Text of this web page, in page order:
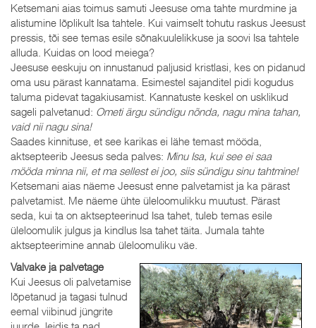
Ketsemani aias toimus samuti Jeesuse oma tahte murdmine ja
alistumine lõplikult Isa tahtele. Kui vaimselt tohutu raskus Jeesust
pressis, tõi see temas esile sõnakuulelikkuse ja soovi Isa tahtele
alluda. Kuidas on lood meiega?
Jeesuse eeskuju on innustanud paljusid kristlasi, kes on pidanud
oma usu pärast kannatama. Esimestel sajanditel pidi kogudus
taluma pidevat tagakiusamist. Kannatuste keskel on usklikud
sageli palvetanud: Ometi ärgu sündigu nõnda, nagu mina tahan,
vaid nii nagu sina!
Saades kinnituse, et see karikas ei lähe temast mööda,
aktsepteerib Jeesus seda palves: Minu Isa, kui see ei saa
mööda minna nii, et ma sellest ei joo, siis sündigu sinu tahtmine!
Ketsemani aias näeme Jeesust enne palvetamist ja ka pärast
palvetamist. Me näeme ühte üleloomulikku muutust. Pärast
seda, kui ta on aktsepteerinud Isa tahet, tuleb temas esile
üleloomulik julgus ja kindlus Isa tahet täita. Jumala tahte
aktsepteerimine annab üleloomuliku väe.
Valvake ja palvetage
Kui Jeesus oli palvetamise
lõpetanud ja tagasi tulnud
eemal viibinud jüngrite